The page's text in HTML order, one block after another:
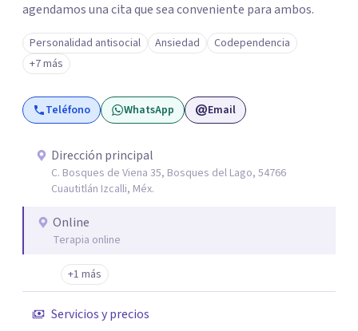
agendamos una cita que sea conveniente para ambos.
Personalidad antisocial Ansiedad
Codependencia
+7 más
Teléfono WhatsApp Email
Dirección principal
C. Bosques de Viena 35, Bosques del Lago, 54766
Cuautitlán Izcalli, Méx.
Online
Terapia online
+1 más
Servicios y precios